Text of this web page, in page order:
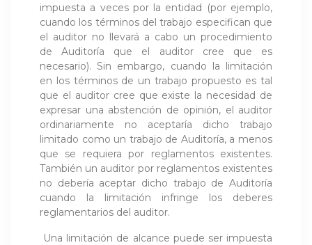
impuesta a veces por la entidad (por ejemplo,
cuando los términos del trabajo especifican que
el auditor no llevará a cabo un procedimiento
de Auditoría que el auditor cree que es
necesario). Sin embargo, cuando la limitación
en los términos de un trabajo propuesto es tal
que el auditor cree que existe la necesidad de
expresar una abstención de opinión, el auditor
ordinariamente no aceptaría dicho trabajo
limitado como un trabajo de Auditoría, a menos
que se requiera por reglamentos existentes.
También un auditor por reglamentos existentes
no debería aceptar dicho trabajo de Auditoría
cuando la limitación infringe los deberes
reglamentarios del auditor.
Una limitación de alcance puede ser impuesta